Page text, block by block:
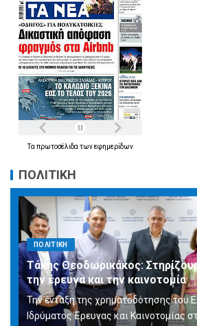
Τα πρωτοσέλιδα τωνεφημερίδων
ΠΟΛΙΤΙΚΗ
ΠΟΛΙΤΙΚΗ
Τάκης Θεοδωρικάκος:
την έρευνα και την καινοτομία
Την ένταξη της χρηματοδότησης του
Ιδρύματος Έρευνας και Καινοτομίας